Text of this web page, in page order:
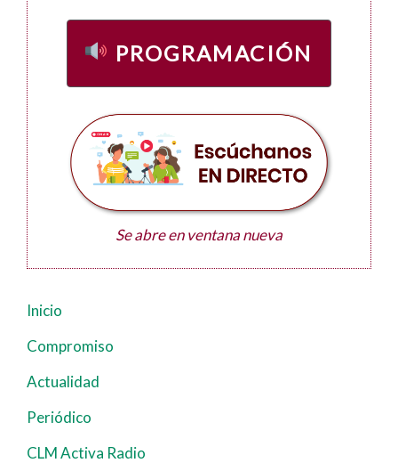
PROGRAMACIÓN
Se abre en ventana nueva
Navegación
principal
Inicio
Compromiso
Actualidad
Periódico
CLM Activa Radio